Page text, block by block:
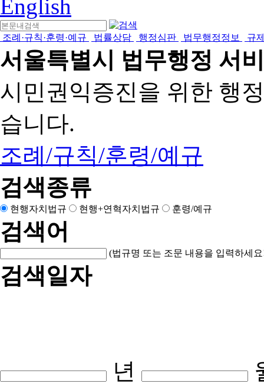
English
조례·규칙·훈령·예규 법률상담 행정심판 법무행정정보 규
서울특별시 법무행정 서
시민권익증진을 위한 행
습니다.
조례/규칙/훈령/예규
검색종류
현행자치법규 현행+연혁자치법규 훈령/예규
검색어
(법규명 또는 조문 내용을 입력하세
검색일자
년